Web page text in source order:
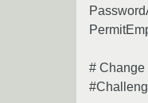
# Change